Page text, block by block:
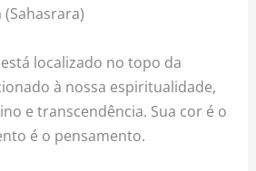
(Sahasrara)
localizado no topo da
à nossa espiritualidade,
e transcendência. Sua cor é o
é o pensamento.